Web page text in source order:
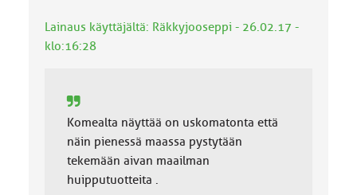
k
a
Lainaus käyttäjältä: Räkkyjooseppi - 26.02.17 -
klo:16:28
Komealta näyttää on uskomatonta että
näin pienessä maassa pystytään
tekemään aivan maailman
huipputuotteita .